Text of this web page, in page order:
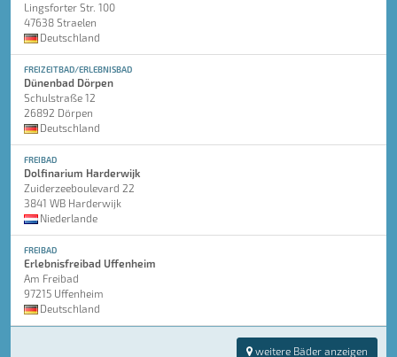
Lingsforter Str. 100
47638 Straelen
Deutschland
FREIZEITBAD/ERLEBNISBAD
Dünenbad Dörpen
Schulstraße 12
26892 Dörpen
Deutschland
FREIBAD
Dolfinarium Harderwijk
Zuiderzeeboulevard 22
3841 WB Harderwijk
Niederlande
FREIBAD
Erlebnisfreibad Uffenheim
Am Freibad
97215 Uffenheim
Deutschland
weitere Bäder anzeigen